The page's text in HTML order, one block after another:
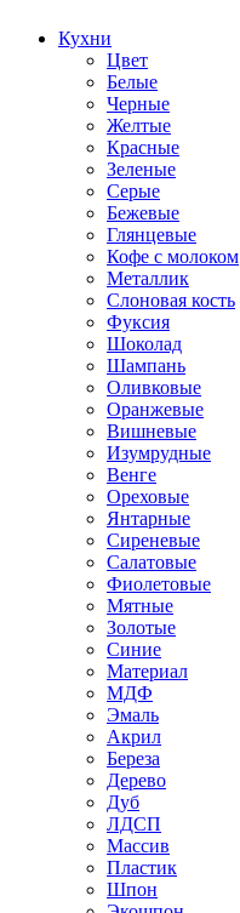
Кухни
Цвет
Белые
Черные
Желтые
Красные
Зеленые
Серые
Бежевые
Глянцевые
Кофе с молоком
Металлик
Слоновая кость
Фуксия
Шоколад
Шампань
Оливковые
Оранжевые
Вишневые
Изумрудные
Венге
Ореховые
Янтарные
Сиреневые
Салатовые
Фиолетовые
Мятные
Золотые
Синие
Материал
МДФ
Эмаль
Акрил
Береза
Дерево
Дуб
ЛДСП
Массив
Пластик
Шпон